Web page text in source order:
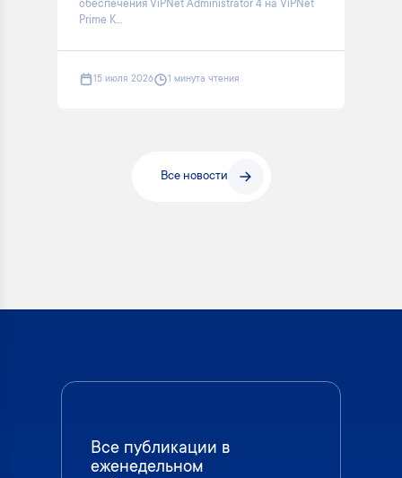
обеспечения ViPNet Administrator 4 на ViPNet
Prime K...
15 июля 2026 1 минута чтения
Все новости
Все публикации в
еженедельном